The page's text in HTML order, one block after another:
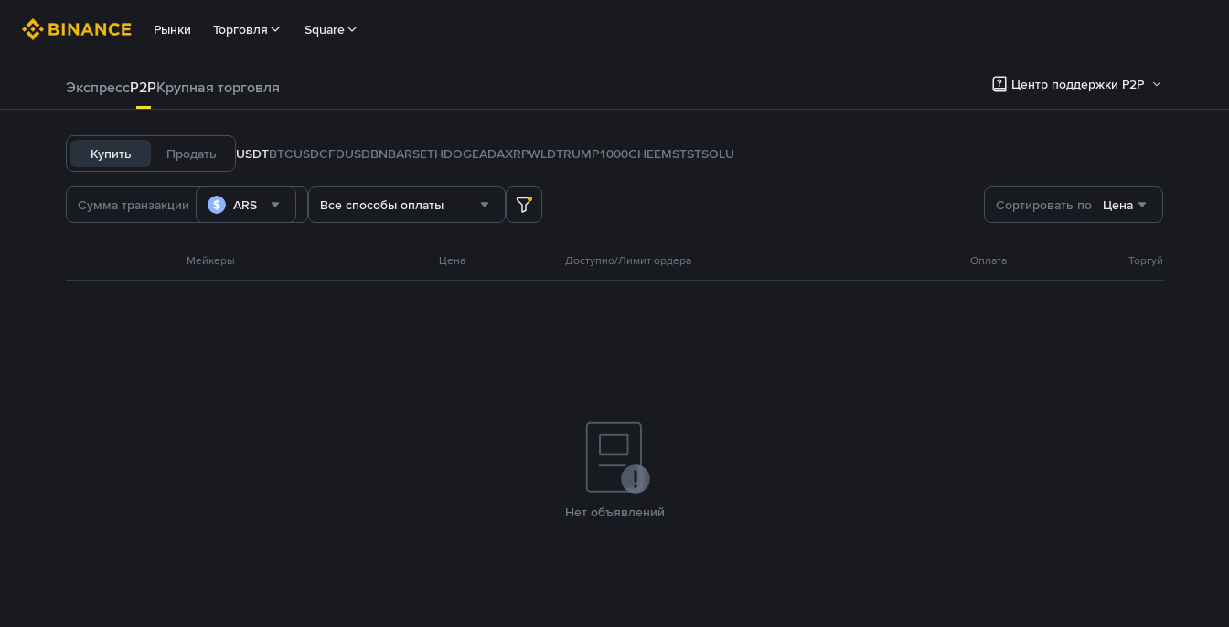
Рынки Торговля Square
ЭкспрессP2PКрупная торговля Центр поддержки P2P
Купить Продать USDTBTCUSDCFDUSDBNBARSETHDOGEADAXRPWLDTRUMP1000CHEEMSTSTSOLU
ARS Все способы оплаты Сортировать по Цена
Мейкеры Цена Доступно/Лимит ордера Оплата Торгуй
Нет объявлений